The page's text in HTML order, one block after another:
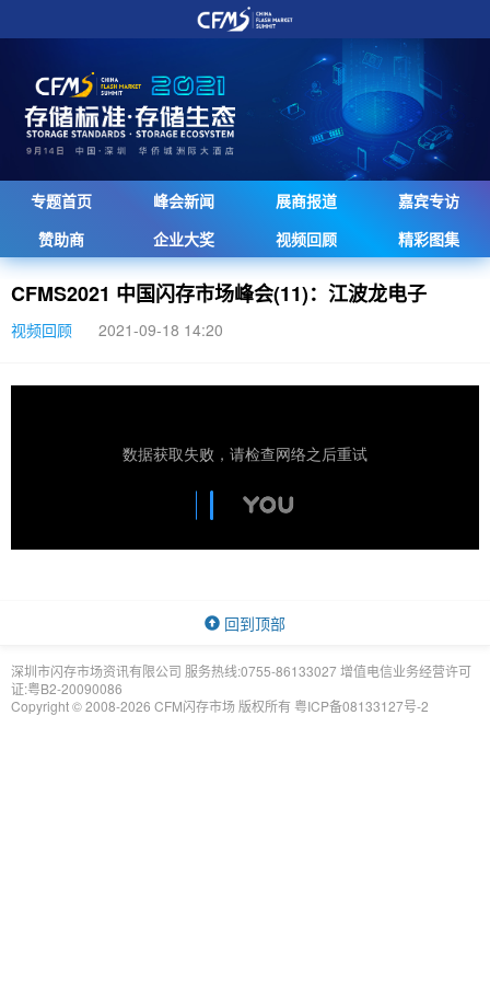
专题首页 峰会新闻 展商报道
嘉宾专访
赞助商
企业大奖 视频回顾 精彩图集
CFMS2021 中国闪存市场峰会(11)：江波龙电子
视频回顾 2021-09-18 14:20
回到顶部
深圳市闪存市场资讯有限公司 服务热线:0755-86133027 增值电信业务经营许可
证:粤B2-20090086
Copyright © 2008-2026 CFM闪存市场 版权所有 粤ICP备08133127号-2